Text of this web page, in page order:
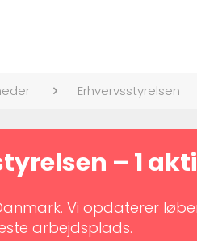
Erhvervsstyrelsen
– 1
Vi opdaterer
arbejdsplads.